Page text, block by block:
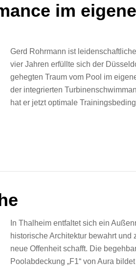
im
Gerd Rohrmann ist
vier Jahren erfüllte sich der
gehegten Traum vom Pool im
der integrierten
hat er jetzt optimale
In Thalheim entfaltet sich ein
historische Architektur bewahrt und
neue Offenheit schafft. Die
Poolabdeckung „F1“ von Aura